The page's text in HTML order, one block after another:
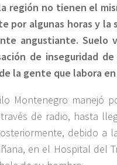
región no tienen el
por algunas horas y
angustiante. Suelo
de inseguridad
la gente que labora
Montenegro manejó
de radio, hasta
debido a
en el Hospital del